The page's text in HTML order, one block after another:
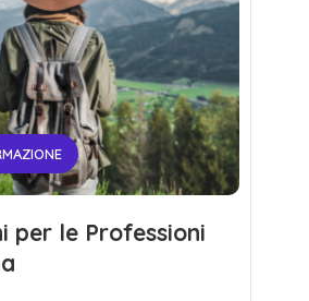
per le Professioni